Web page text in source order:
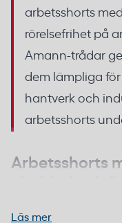
arbetsshorts
rörelsefrihet på
Amann-trådar
dem lämpliga
hantverk och
arbetsshorts
Arbetsshorts
Det lättviktiga 4-
Läs mer